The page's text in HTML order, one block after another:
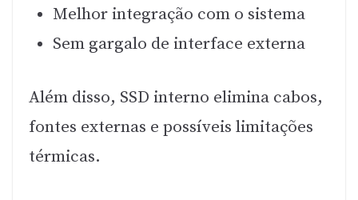
Melhor integração com o sistema
Sem gargalo de interface externa
Além disso, SSD interno elimina cabos,
fontes externas e possíveis limitações
térmicas.